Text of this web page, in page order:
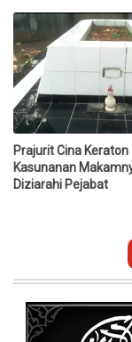
Prajurit Cina Keraton
Kasunanan
Diziarahi Pejabat